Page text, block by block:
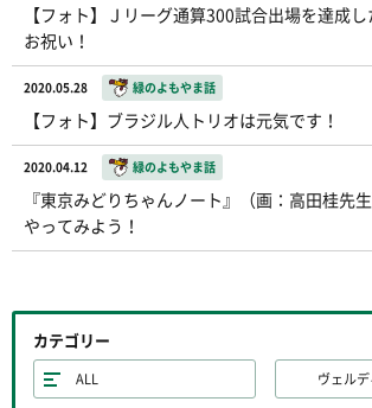
【フォト】Ｊリーグ通算300試合出場を達成
お祝い！
2020.05.28 緑のよもやま話
【フォト】ブラジル人トリオは元気です！
2020.04.12 緑のよもやま話
『東京みどりちゃんノート』（画：高田桂先
やってみよう！
カテゴリー
ALL ヴェルデ